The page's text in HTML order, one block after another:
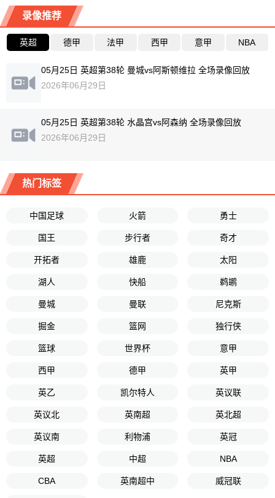
录像推荐
英超 德甲 法甲 西甲 意甲 NBA
05月25日 英超第38轮 曼城vs阿斯顿维拉 全场录像回放
2026年06月29日
05月25日 英超第38轮 水晶宫vs阿森纳 全场录像回放
2026年06月29日
热门标签
中国足球 火箭 勇士
国王 步行者 奇才
开拓者 雄鹿 太阳
湖人 快船 鹈鹕
曼城 曼联 尼克斯
掘金 篮网 独行侠
篮球 世界杯 意甲
西甲 德甲 英甲
英乙 凯尔特人 英议联
英议北 英南超 英北超
英议南 利物浦 英冠
英超 中超 NBA
CBA 英南超中 威冠联